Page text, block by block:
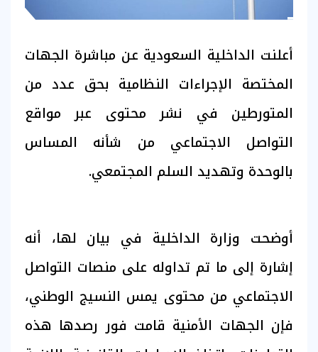
أعلنت الداخلية السعودية عن مباشرة الجهات
المختصة الإجراءات النظامية بحق عدد من
المتورطين في نشر محتوى عبر مواقع
التواصل الاجتماعي من شأنه المساس
بالوحدة وتهديد السلم المجتمعي.
أوضحت وزارة الداخلية في بيان لها، أنه
إشارة إلى ما تم تداوله على منصات التواصل
الاجتماعي من محتوى يمس النسيج الوطني،
فإن الجهات الأمنية قامت فور رصدها هذه